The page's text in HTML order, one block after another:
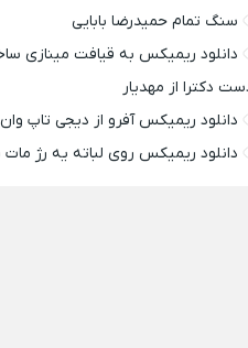
سنگ تمام حمیدرضا بابایی
دانلود ریمیکس به قیافت مینازی
دکترا از مهدیار
دانلود ریمیکس آفرو از ديجی تاپ وان
دانلود ریمیکس روی لباته یه رژ مات